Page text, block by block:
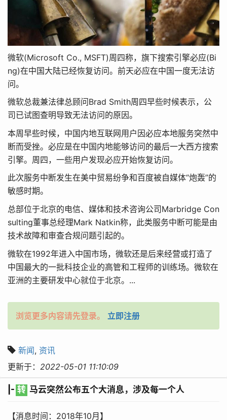
微软(Microsoft Co., MSFT)周四称，旗下搜索引擎必应(Bi
ng)在中国大陆已经恢复访问。前天必应在中国一度无法访
问。
微软总裁兼法律总顾问Brad Smith周四早些时候表示，公
司已试图查明导致无法访问的原因。
本周早些时候，中国内地互联网用户因必应本地服务突然中
断而受挫。必应是在中国内地能够访问的最后一大西方搜索
引擎。周四，一些用户发现必应开始恢复访问。
此次服务中断发生在美中贸易纷争和百度被自媒体“炮轰”的
敏感时期。
总部位于北京的电信、媒体和技术咨询公司Marbridge Con
sulting董事总经理Mark Natkin称，此类服务中断可能是由
技术故障和审查合规问题引起的。
微软在1992年进入中国市场，微软还是后来经营或打造了
中国最大的一批科技企业的高管和工程师的训练场。微软在
亚洲的主要研发中心就位于北京。...
浏览更多内容请先登录。 立即注册
新闻, 资讯
更新于： 2022-05-01 11:10:09
|- 转 马云突然公布五个大消息，涉及每一个人
【消息时间：2018年10月】